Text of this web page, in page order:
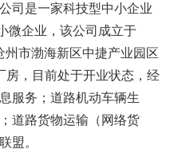
司是一家科技型中小企业
微企业，该公司成立于
市渤海新区中捷产业园区
房，目前处于开业状态，经
服务；道路机动车辆生
道路货物运输（网络货
盟。